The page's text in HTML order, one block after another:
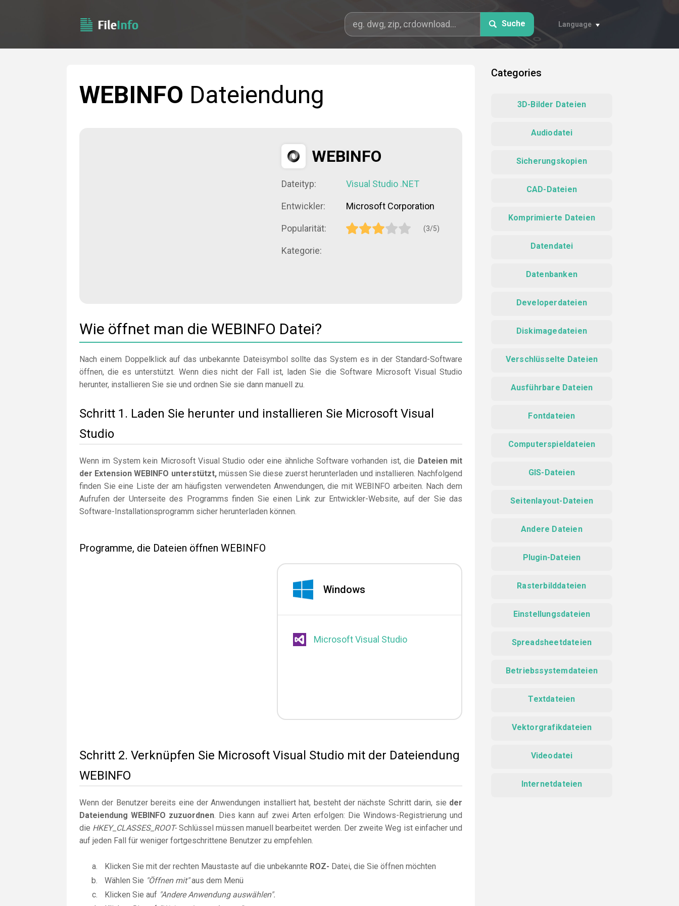
Suche Language
WEBINFO Dateiendung
WEBINFO
Dateityp: Visual Studio .NET
Entwickler: Microsoft Corporation
Popularität: (3/5)
Kategorie:
Wie öffnet man die WEBINFO Datei?
Nach einem Doppelklick auf das unbekannte Dateisymbol sollte das System es in der Standard-Software
öffnen, die es unterstützt. Wenn dies nicht der Fall ist, laden Sie die Software Microsoft Visual Studio
herunter, installieren Sie sie und ordnen Sie sie dann manuell zu.
Schritt 1. Laden Sie herunter und installieren Sie Microsoft Visual
Studio
Wenn im System kein Microsoft Visual Studio oder eine ähnliche Software vorhanden ist, die Dateien mit
der Extension WEBINFO unterstützt,müssen Sie diese zuerst herunterladen und installieren. Nachfolgend
finden Sie eine Liste der am häufigsten verwendeten Anwendungen, die mit WEBINFO arbeiten. Nach dem
Aufrufen der Unterseite des Programms finden Sie einen Link zur Entwickler-Website, auf der Sie das
Software-Installationsprogramm sicher herunterladen können.
Programme, die Dateien öffnen WEBINFO
Windows
Microsoft Visual Studio
Schritt 2. Verknüpfen Sie Microsoft Visual Studio mit der Dateiendung
WEBINFO
Wenn der Benutzer bereits eine der Anwendungen installiert hat, besteht der nächste Schritt darin, sie der
Dateiendung WEBINFO zuzuordnen. Dies kann auf zwei Arten erfolgen: Die Windows-Registrierung und
die HKEY_CLASSES_ROOT-Schlüssel müssen manuell bearbeitet werden. Der zweite Weg ist einfacher und
auf jeden Fall für weniger fortgeschrittene Benutzer zu empfehlen.
Klicken Sie mit der rechten Maustaste auf die unbekannte ROZ- Datei, die Sie öffnen möchten
Wählen Sie "Öffnen mit"aus dem Menü
Klicken Sie auf "Andere Anwendung auswählen".
Categories
3D-Bilder Dateien
Audiodatei
Sicherungskopien
CAD-Dateien
Komprimierte Dateien
Datendatei
Datenbanken
Developerdateien
Diskimagedateien
Verschlüsselte Dateien
Ausführbare Dateien
Fontdateien
Computerspieldateien
GIS-Dateien
Seitenlayout-Dateien
Andere Dateien
Plugin-Dateien
Rasterbilddateien
Einstellungsdateien
Spreadsheetdateien
Betriebssystemdateien
Textdateien
Vektorgrafikdateien
Videodatei
Internetdateien